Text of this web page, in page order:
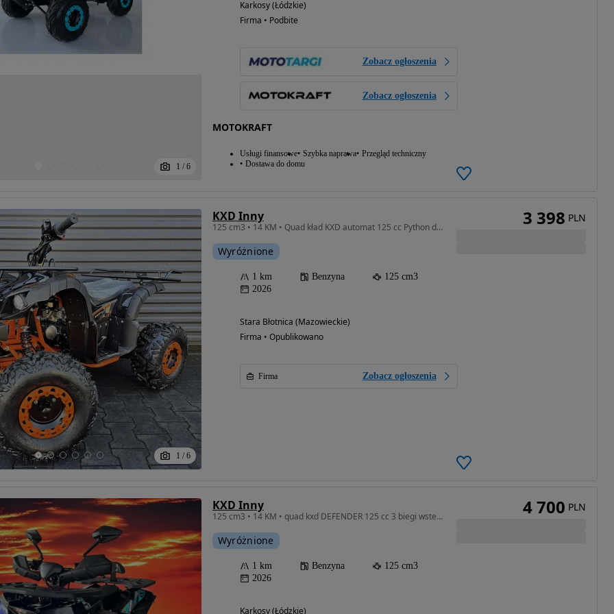
Możliwość
finansowania
1 / 6
Karkosy (Łódzkie)
Firma • Podbite
Zobacz ogłoszenia
Zobacz ogłoszenia
MOTOKRAFT
Usługi finansowe Szybka naprawa Przegląd techniczny
Dostawa do domu
1 / 6
KXD Inny
125 cm3 • 14 KM • Quad kład KXD automat 125 cc Python duża rama Białobrzegi dostawa
Wyróżnione
1 km Benzyna
125 cm3
2026
Stara Błotnica (Mazowieckie)
Firma • Opublikowano
Firma Zobacz ogłoszenia
3 398 PLN
KXD Inny
125 cm3 • 14 KM • quad kxd DEFENDER 125 cc 3 biegi wsteczny AUTOMAT
Wyróżnione
1 km Benzyna
125 cm3
2026
Karkosy (Łódzkie)
4 700 PLN